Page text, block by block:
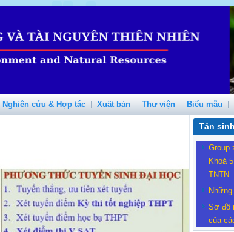
Nghiên cứu & Hợp tác Xuất bản Thư viện Biểu mẫu
Tân
Group
Khoá
TNTN
Sơ đồ
của